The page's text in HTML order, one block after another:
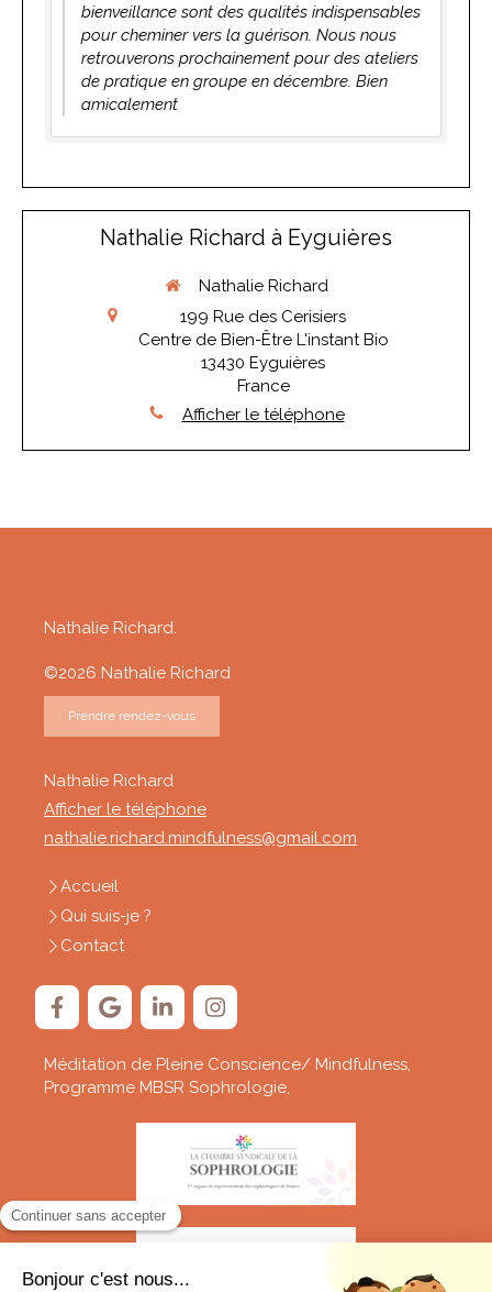
bienveillance sont des qualités indispensables
pour cheminer vers la guérison. Nous nous
retrouverons prochainement pour des ateliers
de pratique en groupe en décembre. Bien
amicalement
Nathalie Richard à Eyguières
Nathalie Richard
199 Rue des Cerisiers
Centre de Bien-Être L'instant Bio
13430 Eyguières
France
Afficher le téléphone
Nathalie Richard.
©2026 Nathalie Richard
Prendre rendez-vous
Nathalie Richard
Afficher le téléphone
nathalie.richard.mindfulness@gmail.com
Accueil
Qui suis-je ?
Contact
Méditation de Pleine Conscience/ Mindfulness,
Programme MBSR Sophrologie,